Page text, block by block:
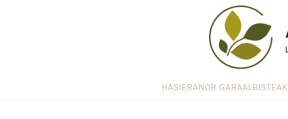
HASIERANOR GARAALBISTEAK